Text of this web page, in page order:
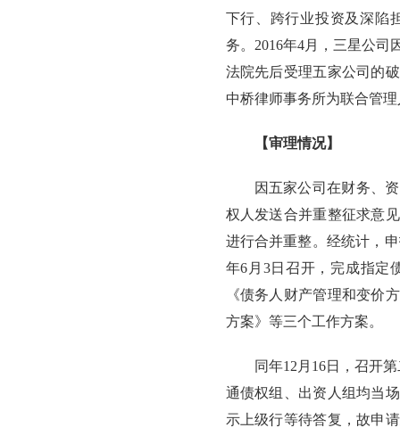
下行、跨行业投资及深陷
务。2016年4月，三星公司
法院先后受理五家公司的
中桥律师事务所为联合管理
【审理情况】
因五家公司在财务、
权人发送合并重整征求意
进行合并重整。经统计，
年6月3日召开，完成指定
《债务人财产管理和变价
方案》等三个工作方案。
同年12月16日，召开
通债权组、出资人组均当
示上级行等待答复，故申